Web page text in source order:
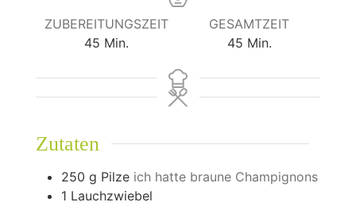
ZUBEREITUNGSZEIT
45 Minuten
Min.
GESAMTZEIT
45Minuten
Min.
Zutaten
250 g Pilze ich hatte braune Champignons
1 Lauchzwiebel